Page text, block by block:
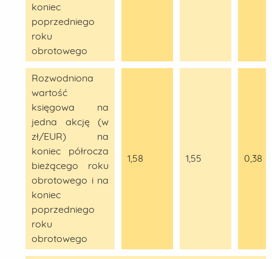
koniec
poprzedniego
roku
obrotowego
Rozwodniona
wartość
księgowa na
jedna akcję (w
zł/EUR) na
koniec półrocza
bieżącego roku
obrotowego i na
koniec
poprzedniego
roku
obrotowego
1,58 1,55 0,38